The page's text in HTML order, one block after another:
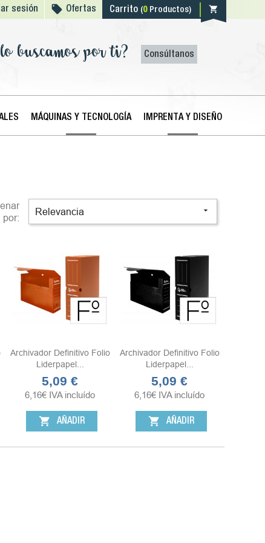
sesión  Ofertas Carrito (0Productos) shopping_cart
lo buscamos por ti? Consúltanos
MÁQUINAS Y TECNOLOGÍA IMPRENTA Y DISEÑO
por:
Relevancia 
Archivador Definitivo Folio
Liderpapel...
Precio
5,09 €
6,16€ IVA incluído
shopping_cart AÑADIR
Archivador Definitivo Folio
Liderpapel...
Precio
5,09 €
6,16€ IVA incluído
shopping_cart AÑADIR